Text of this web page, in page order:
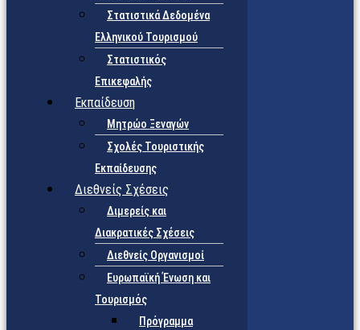
Στατιστικά Δεδομένα
Ελληνικού Τουρισμού
Στατιστικός
Επικεφαλής
Εκπαίδευση
Μητρώο Ξεναγών
Σχολές Τουριστικής
Εκπαίδευσης
Διεθνείς Σχέσεις
Διμερείς και
Διακρατικές Σχέσεις
Διεθνείς Οργανισμοί
Ευρωπαϊκή Ένωση και
Τουρισμός
Πρόγραμμα